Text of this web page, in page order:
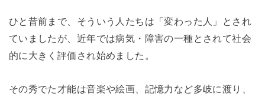
ひと昔前まで、そういう人たちは「変わった人」とされ
ていましたが、近年では病気・障害の一種とされて社会
的に大きく評価され始めました。
その秀でた才能は音楽や絵画、記憶力など多岐に渡り、